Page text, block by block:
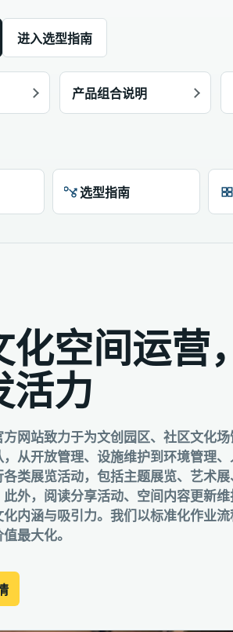
进入选型指南
产品组合说明
选型指南
化空间运营
活力
网站致力于为文创园区、社区文化
从开放管理、设施维护到环境管理
类展览活动，包括主题展览、艺术
外，阅读分享活动、空间内容更新
内涵与吸引力。我们以标准化作业
最大化。